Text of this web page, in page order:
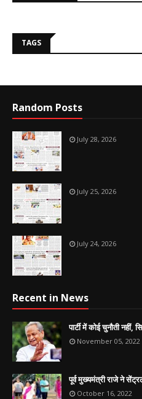
TAGS
Random Posts
July 28, 2026
July 25, 2026
July 24, 2026
Recent in News
पार्टी में कोई चुनौती नहीं,
November 05, 2022
पूर्व मुख्यमंत्री राजे ने
October 16, 2022